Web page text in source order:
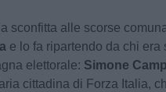
sconfitta alle scorse
e lo fa ripartendo da chi
elettorale: Simone
cittadina di Forza Italia,